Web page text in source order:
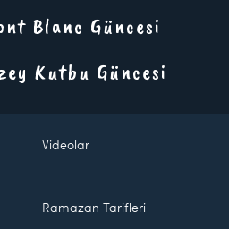
Blanc Güncesi
Kutbu Güncesi
Videolar
Ramazan Tarifleri